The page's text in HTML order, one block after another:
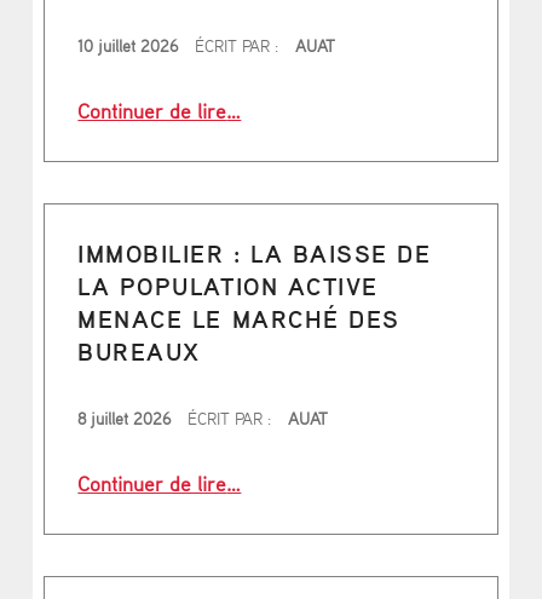
10 juillet 2026 ÉCRIT PAR : AUAT
Continuer de lire…
IMMOBILIER : LA BAISSE DE
LA POPULATION ACTIVE
MENACE LE MARCHÉ DES
BUREAUX
8 juillet 2026 ÉCRIT PAR : AUAT
Continuer de lire…